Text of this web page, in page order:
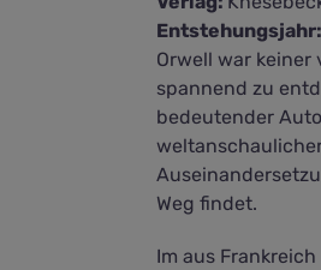
Entstehungsjahr:
Orwell war keiner
spannend zu
bedeutender
Weg findet.
Im aus